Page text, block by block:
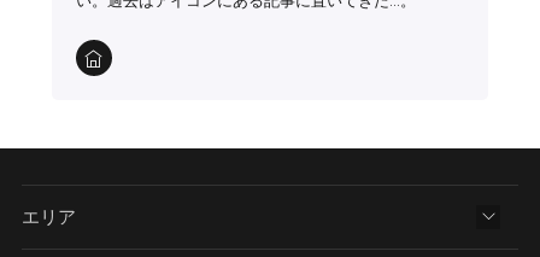
エリア